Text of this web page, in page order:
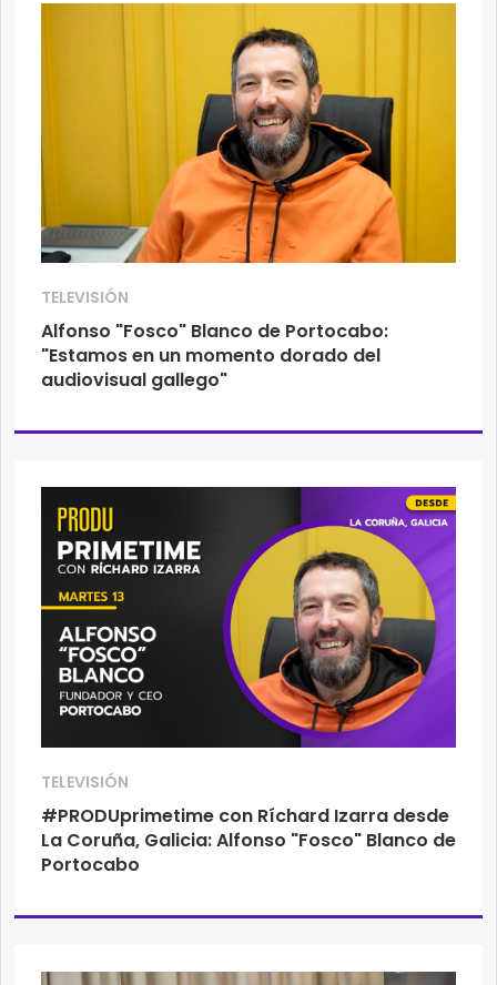
TELEVISIÓN
Alfonso "Fosco" Blanco de Portocabo:
"Estamos en un momento dorado del
audiovisual gallego"
TELEVISIÓN
#PRODUprimetime con Ríchard Izarra desde
La Coruña, Galicia: Alfonso "Fosco" Blanco de
Portocabo